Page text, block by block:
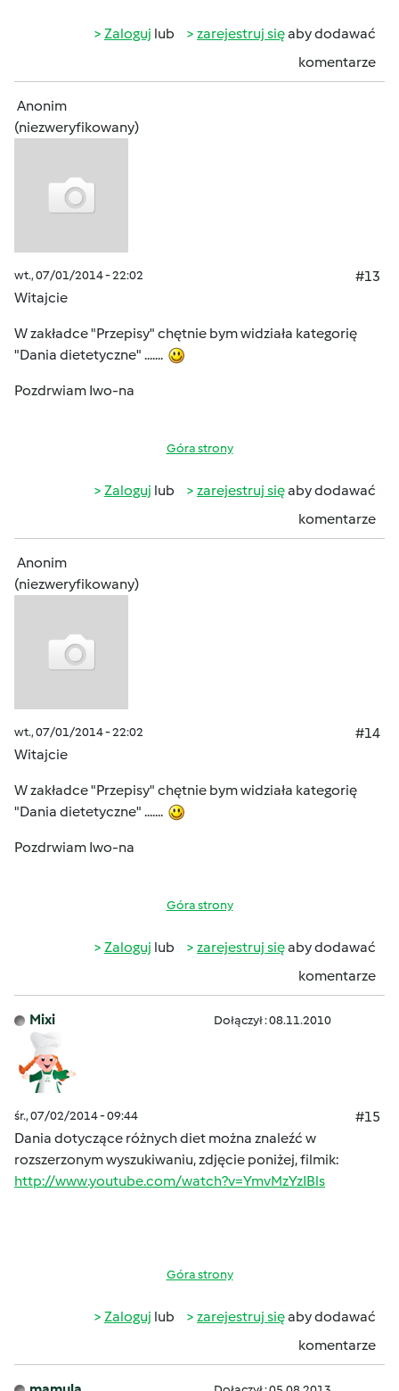
Zaloguj lub zarejestruj sięaby dodawać
komentarze
Anonim
(niezweryfikowany)
wt., 07/01/2014 - 22:02
#13
Witajcie
W zakładce "Przepisy" chętnie bym widziała kategorię
"Dania dietetyczne" .......
Pozdrwiam Iwo-na
Góra strony
Zaloguj lub zarejestruj sięaby dodawać
komentarze
Anonim
(niezweryfikowany)
wt., 07/01/2014 - 22:02
#14
Witajcie
W zakładce "Przepisy" chętnie bym widziała kategorię
"Dania dietetyczne" .......
Pozdrwiam Iwo-na
Góra strony
Zaloguj lub zarejestruj sięaby dodawać
komentarze
Mixi Dołączył : 08.11.2010
śr., 07/02/2014 - 09:44
#15
Dania dotyczące różnych diet można znaleźć w
rozszerzonym wyszukiwaniu, zdjęcie poniżej, filmik:
http://www.youtube.com/watch?v=YmvMzYzIBls
Góra strony
Zaloguj lub zarejestruj sięaby dodawać
komentarze